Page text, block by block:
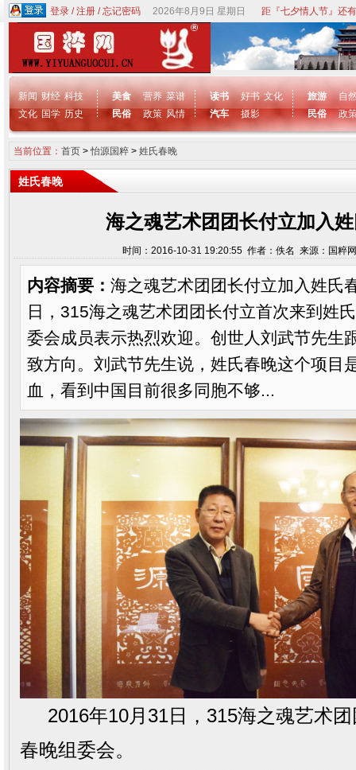
登录/注册/忘记密码 2026年8月9日 星期日 距『七夕情人节』还
新闻 财经 科技
文化 国学 历史
美食 营养 菜谱
民俗
政策 风情
读书 好书 文化
汽车
摄影
旅游
自
民俗
政
当前位置： 首页>怡源国粹> 姓氏春晚
姓氏春晚
海之魂艺术团团长付立加入
时间：2016-10-31 19:20:55 作者：佚名 来源：国粹
内容摘要： 海之魂艺术团团长付立加入姓氏
日，315海之魂艺术团团长付立首次来到姓
委会成员表示热烈欢迎。创世人刘武节先生
致方向。刘武节先生说，姓氏春晚这个项目
血，看到中国目前很多同胞不够...
2016年10月31日，315海之魂艺术团
春晚组委会。